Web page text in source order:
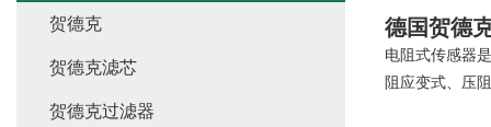
德国贺德
电阻式传感器
阻应变式、压
贺德克
贺德克滤芯
贺德克过滤器